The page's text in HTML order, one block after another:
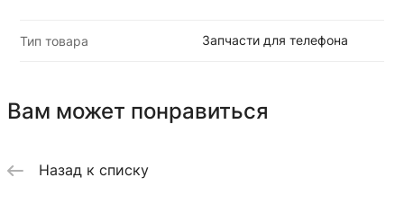
Тип товара Запчасти для телефона
Вам может понравиться
Назад к списку